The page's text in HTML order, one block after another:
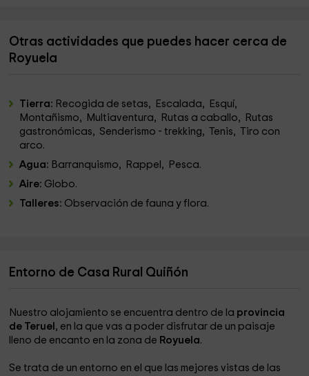
Otras actividades que puedes hacer cerca de
Royuela
Tierra: Recogida de setas, Escalada, Esquí,
Montañismo, Multiaventura, Rutas a caballo, Rutas
gastronómicas, Senderismo - trekking, Tenis, Tiro con
arco.
Agua: Barranquismo, Rappel, Pesca.
Aire: Globo.
Talleres: Observación de fauna y flora.
Entorno de Casa Rural Quiñón
Nuestro alojamiento se encuentra dentro de la provincia
de Teruel , en la que vas a poder disfrutar de un paisaje
lleno de encanto en la zona de Royuela.
Se trata de un entorno en el que las mejores vistas de las